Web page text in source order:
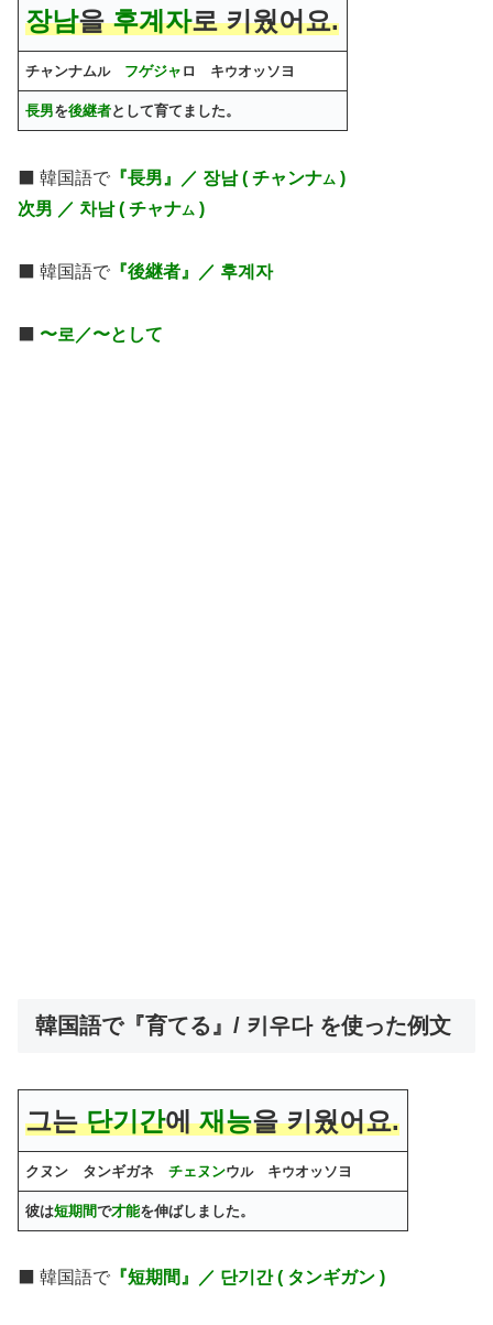
장남을후계자로 키웠어요.
チャンナムル フゲジャ ロ キウオッソヨ
長男を後継者として育てました。
⬛️ 韓国語で 『長男』／ 장남 ( チャンナム )
次男 ／ 차남 ( チャナム )
⬛️ 韓国語で 『後継者』／ 후계자
〜로／〜として
韓国語で『育てる』/ 키우다 を使った例文
그는단기간에재능을 키웠어요.
クヌン タンギガネチェヌンウルキウオッソヨ
彼は短期間で才能を伸ばしました。
⬛️ 韓国語で 『短期間』／ 단기간 ( タンギガン )